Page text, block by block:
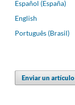
Español (España)
English
Português (Brasil)
Enviar un artículo